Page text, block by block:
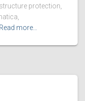
protection,
Read more…